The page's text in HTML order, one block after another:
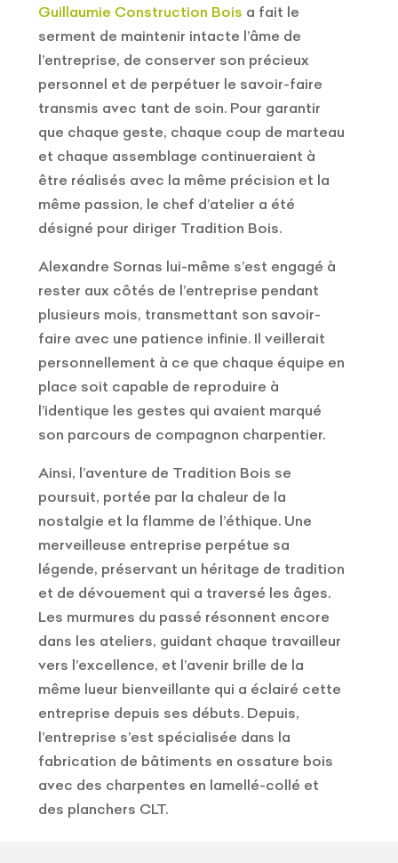
Guillaumie Construction Bois a fait le
serment de maintenir intacte l’âme de
l’entreprise, de conserver son précieux
personnel et de perpétuer le savoir-faire
transmis avec tant de soin. Pour garantir
que chaque geste, chaque coup de marteau
et chaque assemblage continueraient à
être réalisés avec la même précision et la
même passion, le chef d’atelier a été
désigné pour diriger Tradition Bois.
Alexandre Sornas lui-même s’est engagé à
rester aux côtés de l’entreprise pendant
plusieurs mois, transmettant son savoir-
faire avec une patience infinie. Il veillerait
personnellement à ce que chaque équipe en
place soit capable de reproduire à
l’identique les gestes qui avaient marqué
son parcours de compagnon charpentier.
Ainsi, l’aventure de Tradition Bois se
poursuit, portée par la chaleur de la
nostalgie et la flamme de l’éthique. Une
merveilleuse entreprise perpétue sa
légende, préservant un héritage de tradition
et de dévouement qui a traversé les âges.
Les murmures du passé résonnent encore
dans les ateliers, guidant chaque travailleur
vers l’excellence, et l’avenir brille de la
même lueur bienveillante qui a éclairé cette
entreprise depuis ses débuts. Depuis,
l’entreprise s’est spécialisée dans la
fabrication de bâtiments en ossature bois
avec des charpentes en lamellé-collé et
des planchers CLT.